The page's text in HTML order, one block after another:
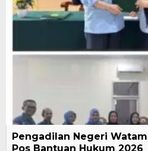
Pengadilan Negeri
Pos Bantuan Hukum 2026